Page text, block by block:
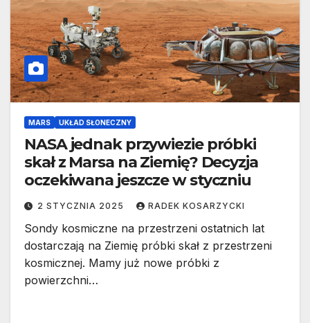
MARS UKŁAD SŁONECZNY
NASA jednak przywiezie próbki
skał z Marsa na Ziemię? Decyzja
oczekiwana jeszcze w styczniu
2 STYCZNIA 2025 RADEK KOSARZYCKI
Sondy kosmiczne na przestrzeni ostatnich lat
dostarczają na Ziemię próbki skał z przestrzeni
kosmicznej. Mamy już nowe próbki z
powierzchni…